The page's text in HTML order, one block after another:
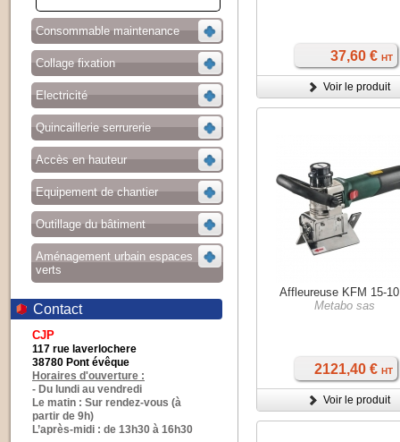
Consommable maintenance
Collage fixation
Electricité
Quincaillerie serrurerie
Accès en hauteur
Equipement de chantier
Outillage du bâtiment
Aménagement urbain espaces
verts
Contact
CJP
117 rue laverlochere
38780 Pont évêque
Horaires d'ouverture :
- Du lundi au vendredi
Le matin : Sur rendez-vous (à
partir de 9h)
L’après-midi : de 13h30 à 16h30
37,60 € HT
Voir le produit
Affleureuse KFM 15-
Metabo sas
2121,40 € HT
Voir le produit